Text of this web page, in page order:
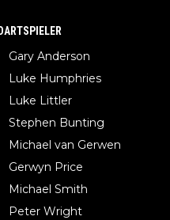
DARTSPIELER
Gary Anderson
Luke Humphries
Luke Littler
Stephen Bunting
Michael van Gerwen
Gerwyn Price
Michael Smith
Peter Wright